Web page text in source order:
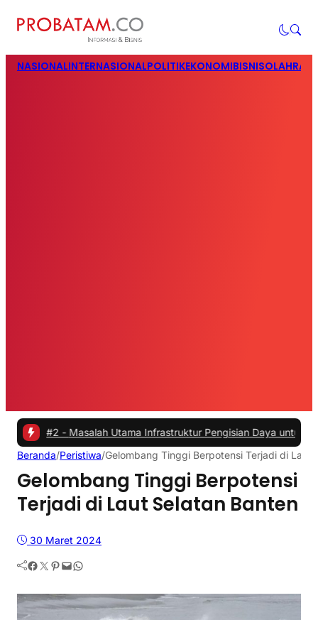
NASIONALINTERNASIONALPOLITIKEKONOMIBISNIS
Masalah Utama Infrastruktur Pengisian Daya untuk Mobil
Beranda/Peristiwa/Gelombang Tinggi Berpotensi Terjadi di Laut
Gelombang Tinggi Berpotensi
Terjadi di Laut Selatan Banten
30 Maret 2024
Facebook Twitter Pinterest Mail WhatsApp